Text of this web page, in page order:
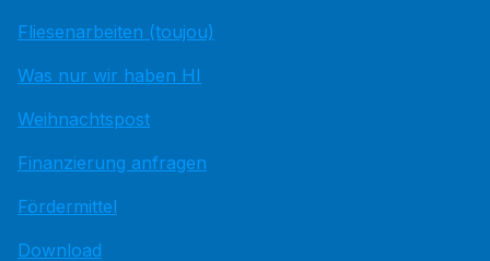
Fliesenarbeiten (toujou)
Was nur wir haben HI
Weihnachtspost
Finanzierung anfragen
Fördermittel
Download